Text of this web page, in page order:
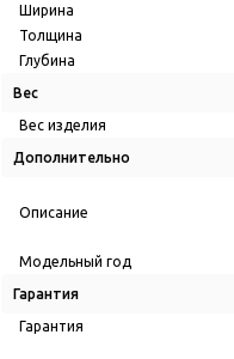
Ширина
Толщина
Глубина
Вес
Вес изделия
Дополнительно
Описание
Модельный год
Гарантия
Гарантия